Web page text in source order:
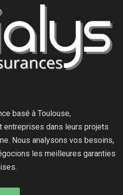
basé à Toulouse,
entreprises dans leurs projets
Nous analysons vos besoins,
les meilleures garanties